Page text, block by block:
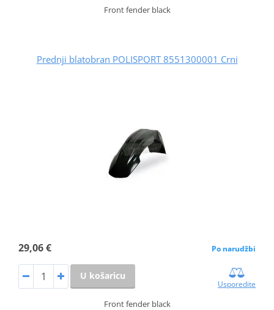
Front fender black
Prednji blatobran POLISPORT 8551300001 Crni
29,06 € Po narudžbi
U košaricu
Usporedite
Front fender black